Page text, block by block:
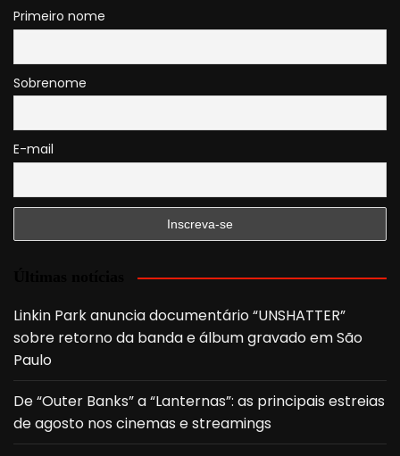
Primeiro nome
Sobrenome
E-mail
Linkin Park anuncia documentário “UNSHATTER”
sobre retorno da banda e álbum gravado em São
Paulo
De “Outer Banks” a “Lanternas”: as principais estreias
de agosto nos cinemas e streamings